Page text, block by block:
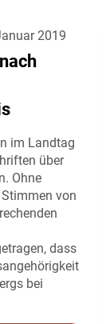
2019
im Landtag
über
Ohne
von
dass
bei